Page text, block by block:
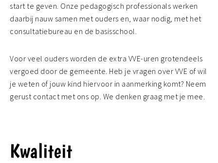
start te geven. Onze pedagogisch professionals werken
daarbij nauw samen met ouders en, waar nodig, met het
consultatiebureau en de basisschool.
Voor veel ouders worden de extra VVE-uren grotendeels
vergoed door de gemeente. Heb je vragen over VVE of wil
je weten of jouw kind hiervoor in aanmerking komt? Neem
gerust contact met ons op. We denken graag met je mee.
Kwaliteit